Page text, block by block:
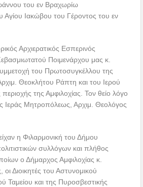
του εν Βραχωρίω
Αγίου Ιακώβου του Γέροντος του εν
Αρχιερατικός Εσπερινός
Ποιμενάρχου μας κ.
του Πρωτοσυγκέλλου της
Θεοκλήτου Ράπτη και του Ιερού
της Αμφιλοχίας. Τον θείο λόγο
Ιεράς Μητροπόλεως, Αρχιμ. Θεολόγος
η Φιλαρμονική του Δήμου
συλλόγων και πλήθος
ο Δήμαρχος Αμφιλοχίας κ.
Διοικητές του Αστυνομικού
Ταμείου και της Πυροσβεστικής